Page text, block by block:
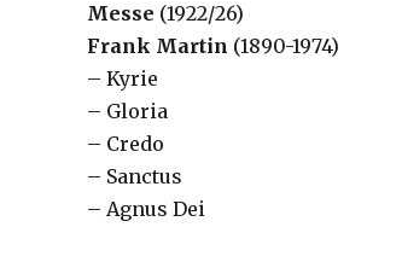
Messe (1922/26)
Frank Martin (1890-1974)
– Kyrie
– Gloria
– Credo
– Sanctus
– Agnus Dei